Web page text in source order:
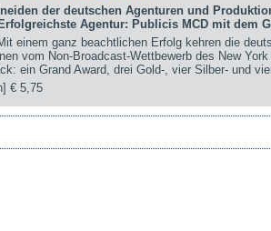
der deutschen Agenturen und
Agentur: Publicis MCD mit dem
einem ganz beachtlichen Erfolg kehren die
vom Non-Broadcast-Wettbewerb des New
ein Grand Award, drei Gold-, vier Silber- und
€ 5,75